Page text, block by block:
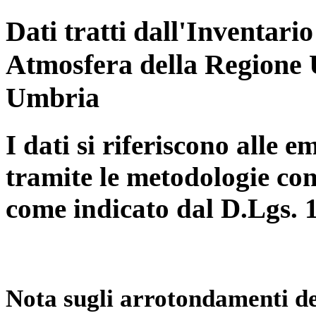
Dati tratti dall'Inventario
Atmosfera della
Umbria
I dati si riferiscono alle
tramite le metodologie
come indicato dal D.Lgs.
Nota sugli arrotondamenti